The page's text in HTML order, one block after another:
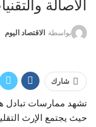
الأصالة
بواسطة الاقتصاد اليوم
شارك
تشهد ممارسات تبادل
حيث يجتمع الإرث